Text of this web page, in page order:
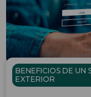
BENEFICIOS DE UN
EXTERIOR